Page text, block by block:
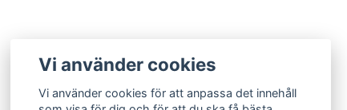
Vi använder cookies
Vi använder cookies för att anpassa det innehåll